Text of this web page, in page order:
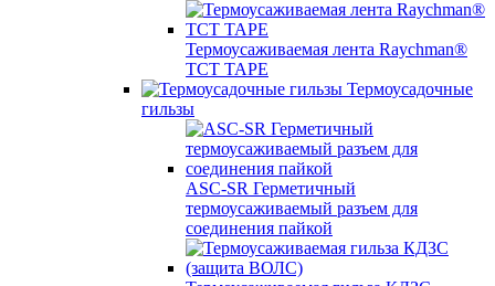
Термоусаживаемая лента Raychman®
TCT TAPE
Термоусадочные
гильзы
ASC‐SR Герметичный
термоусаживаемый разъем для
соединения пайкой